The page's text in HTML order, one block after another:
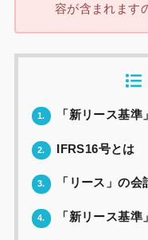
容が含まれます
1. 「新リース基準
2. IFRS16号とは
3. 「リース」の会
4. 「新リース基準